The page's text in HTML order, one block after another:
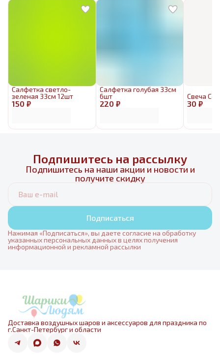
150 ₽
Салфетка светло-
зеленая 33см 12шт
220 ₽
Салфетка голубая 33см
6шт
30 ₽
Свеча
Подпишитесь на рассылку
Подпишитесь на наши акции и новости и
получите скидку
Подписаться
Нажимая «Подписаться», вы даете согласие на обработку
указанных персональных данных в целях получения
информационной и рекламной рассылки
Доставка воздушных шаров и аксессуаров для праздника по
г.Санкт-Петербург и области